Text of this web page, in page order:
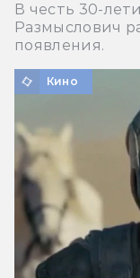
В честь 30-
Размыслович
появления.
Кино